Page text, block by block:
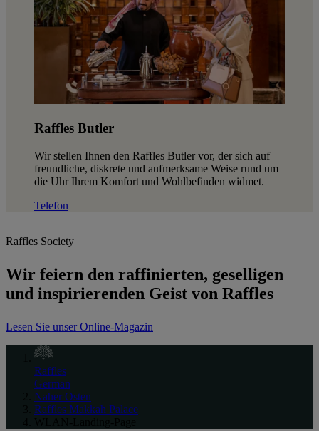
Raffles Butler
Wir stellen Ihnen den Raffles Butler vor, der sich auf
freundliche, diskrete und aufmerksame Weise rund um
die Uhr Ihrem Komfort und Wohlbefinden widmet.
Telefon
Raffles Society
Wir feiern den raffinierten, geselligen
und inspirierenden Geist von Raffles
Lesen Sie unser Online-Magazin
Raffles
German
Naher Osten
Raffles Makkah Palace